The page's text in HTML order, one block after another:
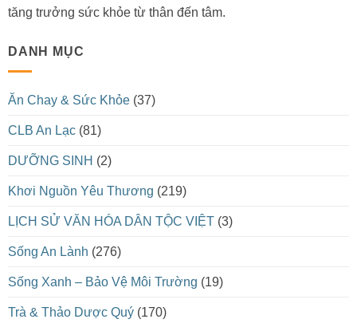
tăng trưởng sức khỏe từ thân đến tâm.
DANH MỤC
Ăn Chay & Sức Khỏe (37)
CLB An Lạc (81)
DƯỠNG SINH (2)
Khơi Nguồn Yêu Thương (219)
LỊCH SỬ VĂN HÓA DÂN TỘC VIỆT (3)
Sống An Lành (276)
Sống Xanh – Bảo Vệ Môi Trường (19)
Trà & Thảo Dược Quý (170)